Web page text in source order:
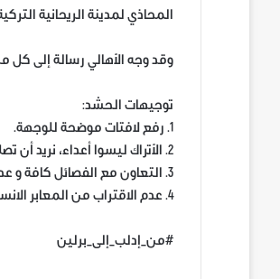
المحاذي لمدينة الريحانية
وقد وجه الأهالي رسالة إلى كل
توجيهات الحشد:
1. رفع لافتات موضحة للوجهة.
2. الأتراك ليسوا أعداء، نريد أن تصلهم رسالتنا للعبور من أراضيهم الى أوربا.
3. التعاون مع الفصائل كافة و عدم التسبب بأي تخريب غير مقصود.
4. عدم الاقتراب من المعابر الانسانية (شرايين التخفيف عن الألم) ، و الالتزام بالمنطقة التي تم اختيارها.
#من_إدلب_إلى_برلين